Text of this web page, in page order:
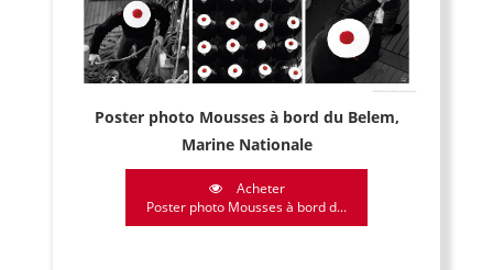
Poster photo Mousses à bord du Belem,
Marine Nationale
Acheter
Poster photo Mousses à bord d...